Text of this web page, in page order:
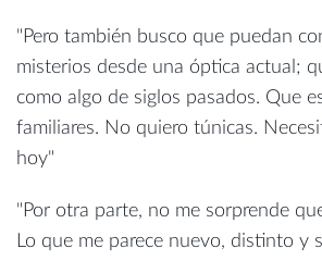
"Pero también busco que puedan
misterios desde una óptica actual;
como algo de siglos pasados. Que
familiares. No quiero túnicas.
hoy"
"Por otra parte, no me sorprende
Lo que me parece nuevo, distinto y